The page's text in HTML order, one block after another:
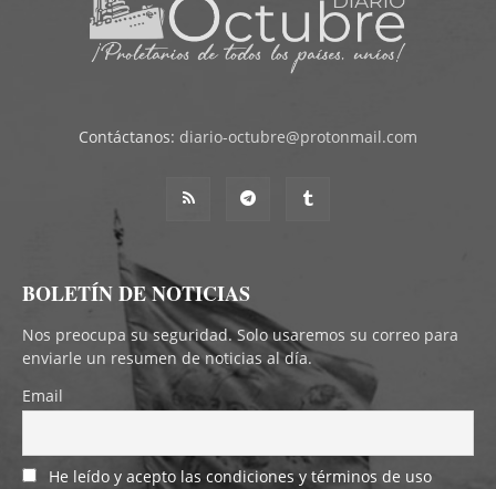
Contáctanos: diario-octubre@protonmail.com
BOLETÍN DE NOTICIAS
Nos preocupa su seguridad. Solo usaremos su correo para
enviarle un resumen de noticias al día.
Email
He leído y acepto las condiciones y términos de uso